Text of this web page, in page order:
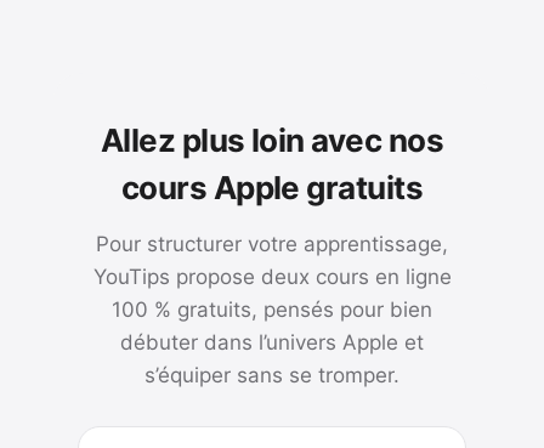
Allez plus loin avec nos
cours Apple gratuits
Pour structurer votre apprentissage,
YouTips propose deux cours en ligne
100 % gratuits, pensés pour bien
débuter dans l’univers Apple et
s’équiper sans se tromper.